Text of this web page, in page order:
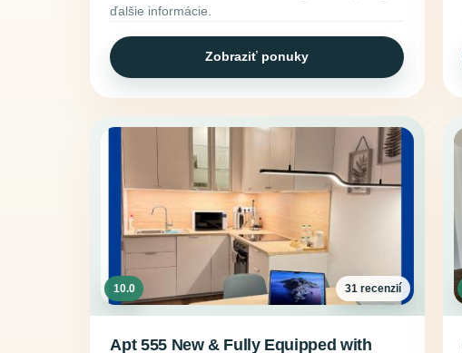
ďalšie informácie.
Zobraziť ponuky
10.0 31 recenzií
Apt 555 New & Fully Equipped with